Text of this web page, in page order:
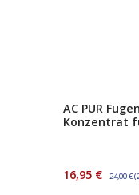
AC PUR
Konzentrat
Verkaufspreis:
16,95 € 24,00 €